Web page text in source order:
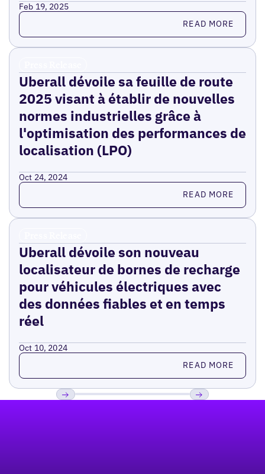
Feb 19, 2025
Read more READ MORE
Uberall dévoile sa feuille de route
2025 visant à établir de nouvelles
normes industrielles grâce à
l'optimisation des performances de
localisation (LPO)
Oct 24, 2024
Read more READ MORE
Uberall dévoile son nouveau
localisateur de bornes de recharge
pour véhicules électriques avec
des données fiables et en temps
réel
Oct 10, 2024
Read more READ MORE